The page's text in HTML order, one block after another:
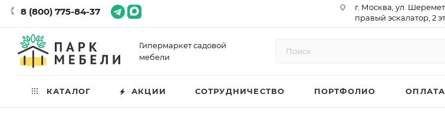
8 (800) 775-84-37
г. Москва, ул.
правый эскалатор, 2 эт
р/сч
Гипермаркет садовой
мебели
КАТАЛОГ АКЦИИ СОТРУДНИЧЕСТВО ПОРТФОЛИО